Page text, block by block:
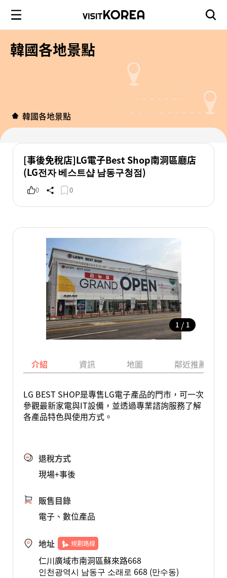
韓國各地景點
韓國各地景點
[事後免稅店]LG電子Best Shop南洞區廳店
(LG전자 베스트샵 남동구청점)
0 0
1 / 1
介紹 資訊 地圖 鄰近推薦景點
LG BEST SHOP是專售LG電子產品的門市，可一次
參觀最新家電與IT設備，並透過專業諮詢服務了解
各產品特色與使用方式。
退稅方式
現場+事後
販售目錄
電子、數位產品
地址 規劃路線
仁川廣域市南洞區蘇來路668
인천광역시 남동구 소래로 668 (만수동)